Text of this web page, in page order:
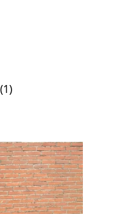
11